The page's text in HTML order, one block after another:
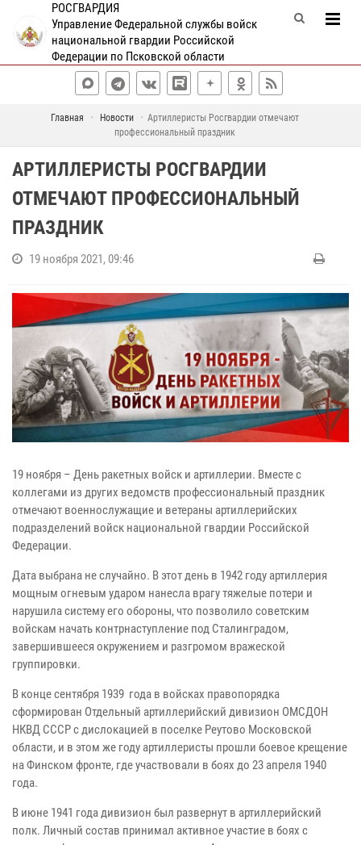
РОСГВАРДИЯ
Управление Федеральной службы войск
национальной гвардии Российской
Федерации по Псковской области
Главная Новости
Артиллеристы Росгвардии отмечают
профессиональный праздник
АРТИЛЛЕРИСТЫ РОСГВАРДИИ
ОТМЕЧАЮТ ПРОФЕССИОНАЛЬНЫЙ
ПРАЗДНИК
19 ноября 2021, 09:46
19 ноября – День ракетных войск и артиллерии. Вместе с
коллегами из других ведомств профессиональный праздник
отмечают военнослужащие и ветераны артиллерийских
подразделений войск национальной гвардии Российской
Федерации.
Дата выбрана не случайно. В этот день в 1942 году артиллерия
мощным огневым ударом нанесла врагу тяжелые потери и
нарушила систему его обороны, что позволило советским
войскам начать контрнаступление под Сталинградом,
завершившееся окружением и разгромом вражеской
группировки.
В конце сентября 1939 года в войсках правопорядка
сформирован Отдельный артиллерийский дивизион ОМСДОН
НКВД СССР с дислокацией в поселке Реутово Московской
области, и в этом же году артиллеристы прошли боевое крещение
на Финском фронте, где участвовали в боях до 23 апреля 1940
года.
В июне 1941 года дивизион был развернут в артиллерийский
полк. Личный состав принимал активное участие в боях с